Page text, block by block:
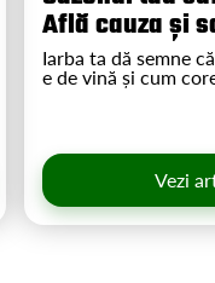
Află cauza și
Iarba ta dă semne
e de vină și cum
Vezi